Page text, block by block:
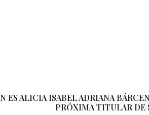
ES ALICIA ISABEL ADRIANA
PRÓXIMA TITULAR DE